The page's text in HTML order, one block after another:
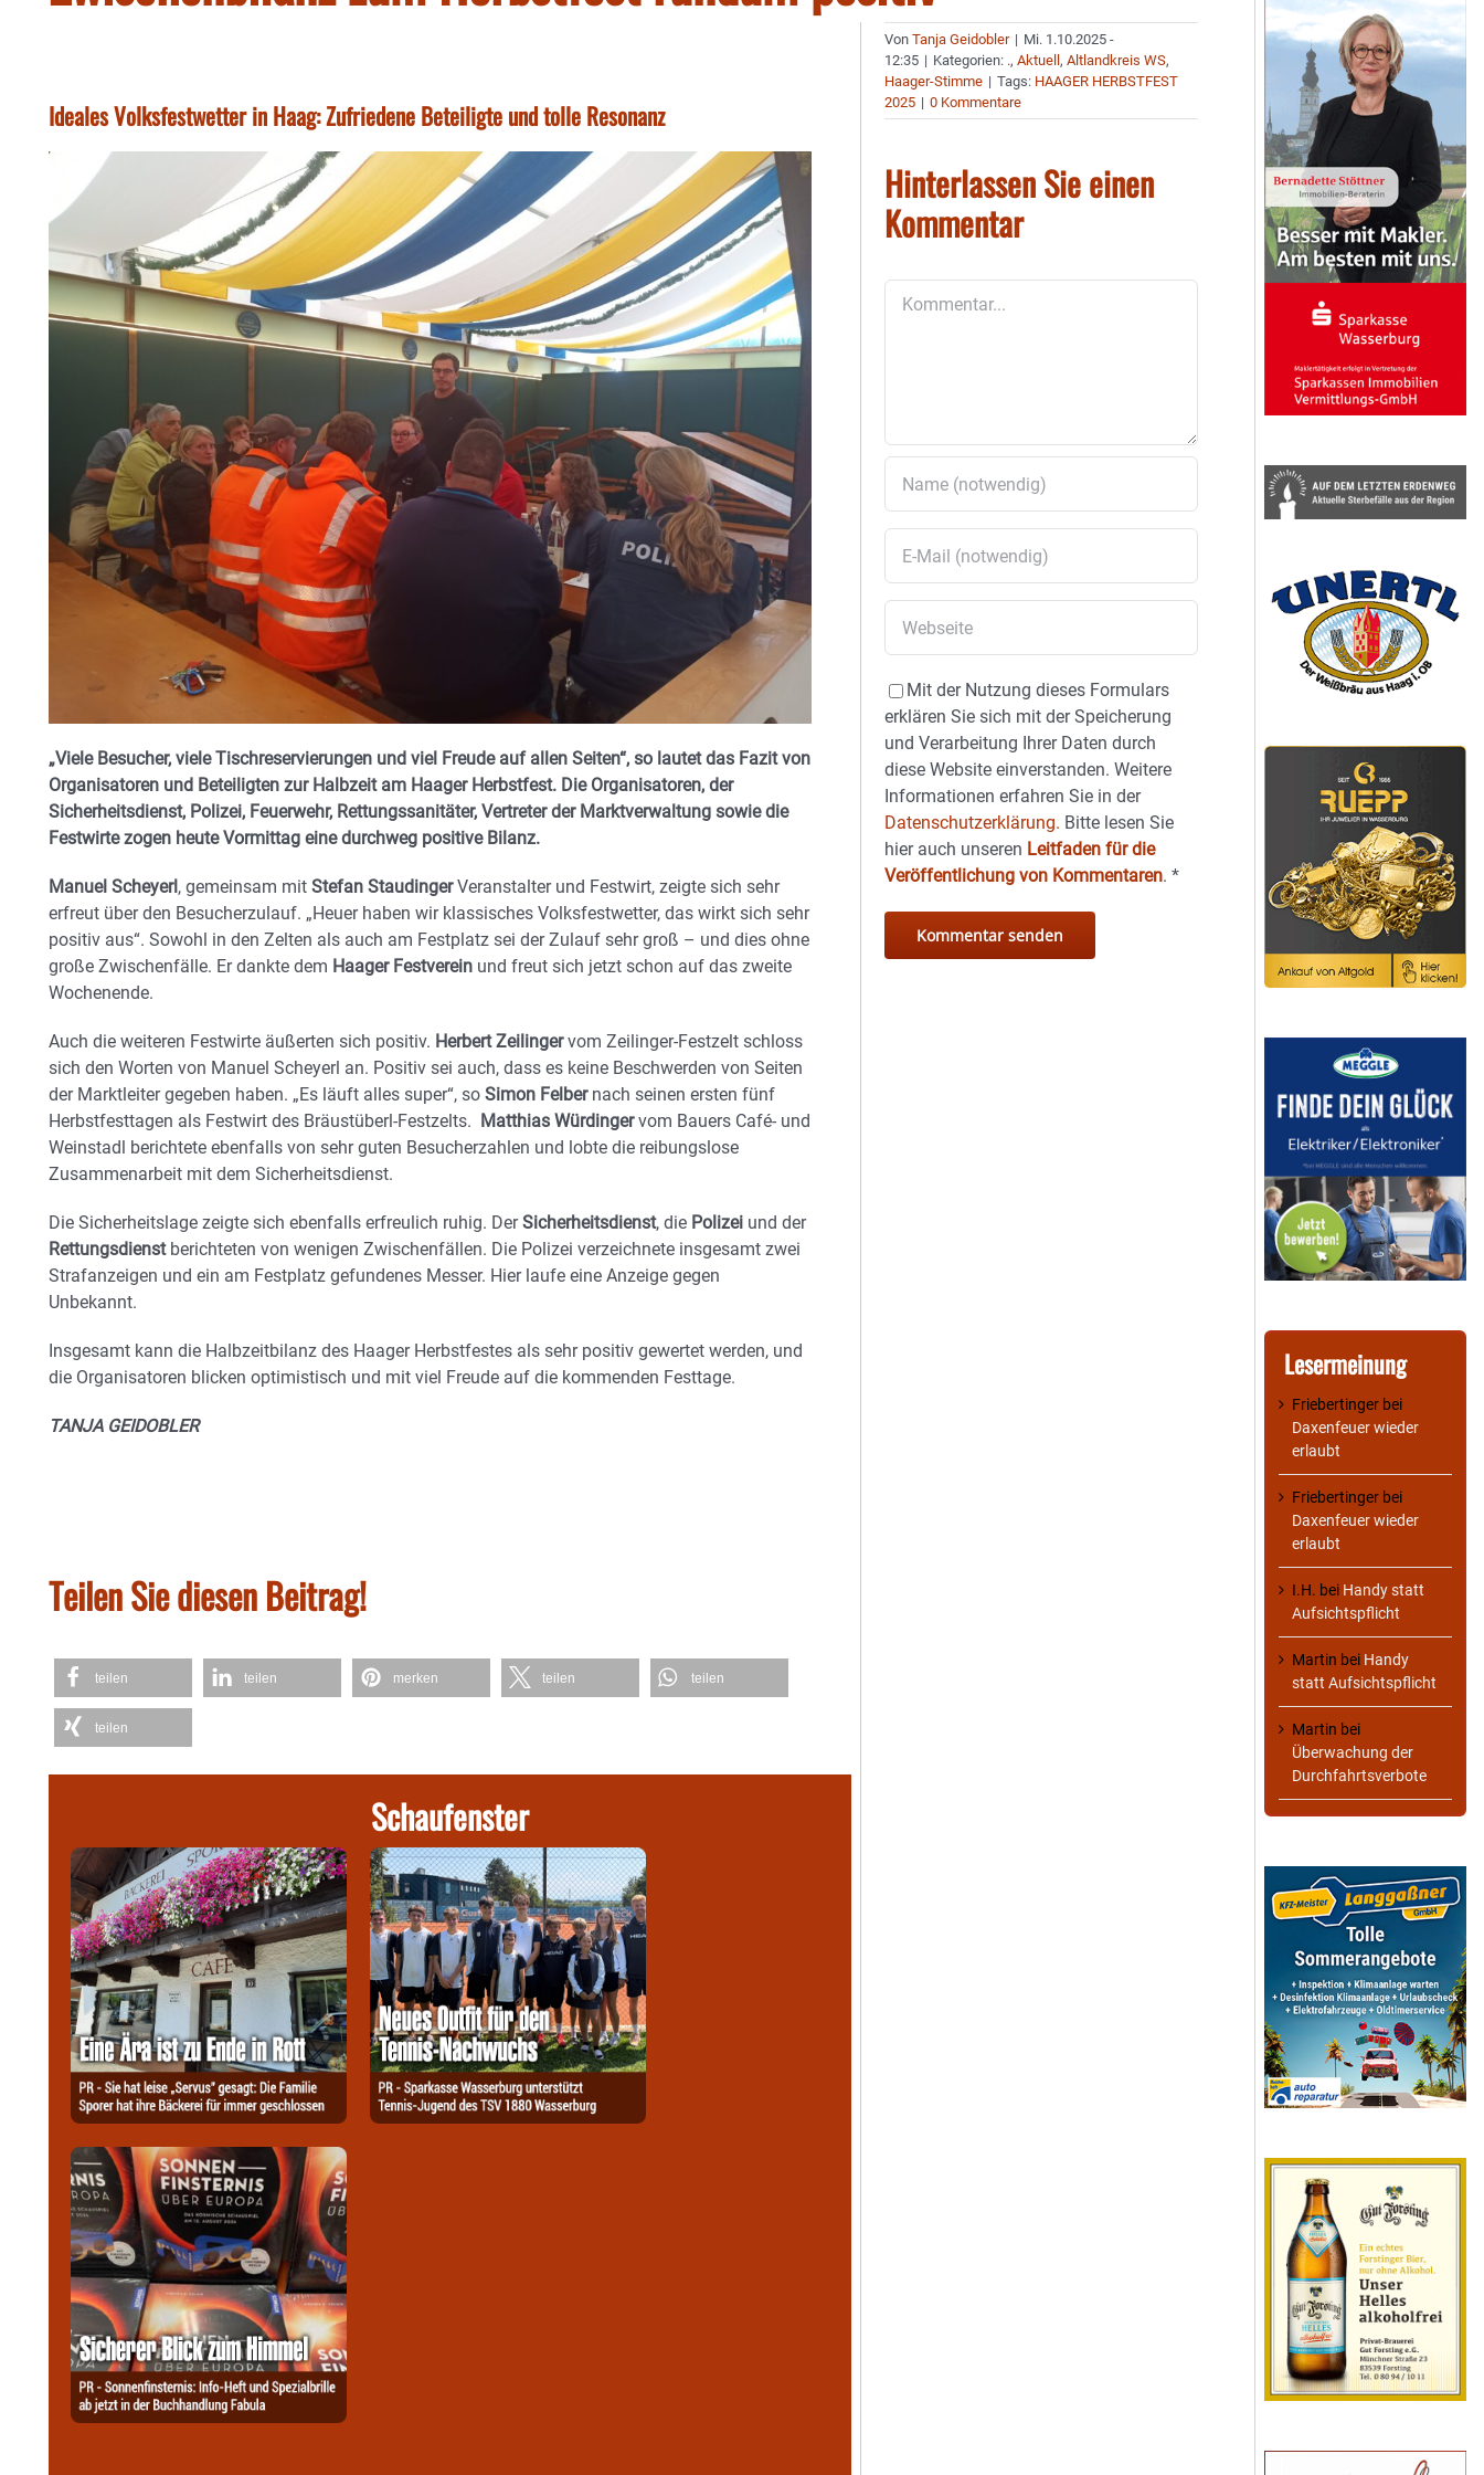
Ideales Volksfestwetter in Haag: Zufriedene Beteiligte und tolle Resonanz
„Viele Besucher, viele Tischreservierungen und viel Freude auf allen Seiten“, so lautet das Fazit von
Organisatoren und Beteiligten zur Halbzeit am Haager Herbstfest. Die Organisatoren, der
Sicherheitsdienst, Polizei, Feuerwehr, Rettungssanitäter, Vertreter der Marktverwaltung sowie die
Festwirte zogen heute Vormittag eine durchweg positive Bilanz.
Manuel Scheyerl , gemeinsam mit Stefan StaudingerVeranstalter und Festwirt, zeigte sich sehr
erfreut über den Besucherzulauf. „Heuer haben wir klassisches Volksfestwetter, das wirkt sich sehr
positiv aus“. Sowohl in den Zelten als auch am Festplatz sei der Zulauf sehr groß – und dies ohne
große Zwischenfälle. Er dankte dem Haager Festverein und freut sich jetzt schon auf das zweite
Wochenende.
Auch die weiteren Festwirte äußerten sich positiv. Herbert Zeilingervom Zeilinger-Festzelt schloss
sich den Worten von Manuel Scheyerl an. Positiv sei auch, dass es keine Beschwerden von Seiten
der Marktleiter gegeben haben. „Es läuft alles super“, so Simon Felbernach seinen ersten fünf
Herbstfesttagen als Festwirt des Bräustüberl-Festzelts.
Matthias Würdingervom Bauers Café- und
Weinstadl berichtete ebenfalls von sehr guten Besucherzahlen und lobte die reibungslose
Zusammenarbeit mit dem Sicherheitsdienst.
Die Sicherheitslage zeigte sich ebenfalls erfreulich ruhig. DerSicherheitsdienst, die Polizei und der
Rettungsdienstberichteten von wenigen Zwischenfällen. Die Polizei verzeichnete insgesamt zwei
Strafanzeigen und ein am Festplatz gefundenes Messer. Hier laufe eine Anzeige gegen
Unbekannt.
Insgesamt kann die Halbzeitbilanz des Haager Herbstfestes als sehr positiv gewertet werden, und
die Organisatoren blicken optimistisch und mit viel Freude auf die kommenden Festtage.
TANJA GEIDOBLER
Teilen Sie diesen Beitrag!
teilen teilen merken teilen teilen
teilen
Schaufenster
VonTanja Geidobler | Mi. 1.10.2025 -
12:35 | Kategorien: .,Aktuell,Altlandkreis WS,
Haager-Stimme | Tags: HAAGER HERBSTFEST
2025 | 0 Kommentare
Hinterlassen Sie einen
Kommentar
Mit der Nutzung dieses Formulars
erklären Sie sich mit der Speicherung
und Verarbeitung Ihrer Daten durch
diese Website einverstanden. Weitere
Informationen erfahren Sie in der
Datenschutzerklärung. Bitte lesen Sie
hier auch unseren Leitfaden für die
Veröffentlichung von Kommentaren.*
Lesermeinung
Friebertinger bei
Daxenfeuer wieder
erlaubt
Friebertinger bei
Daxenfeuer wieder
erlaubt
I.H. bei Handy statt
Aufsichtspflicht
Martin bei Handy
statt Aufsichtspflicht
Martin bei
Überwachung der
Durchfahrtsverbote